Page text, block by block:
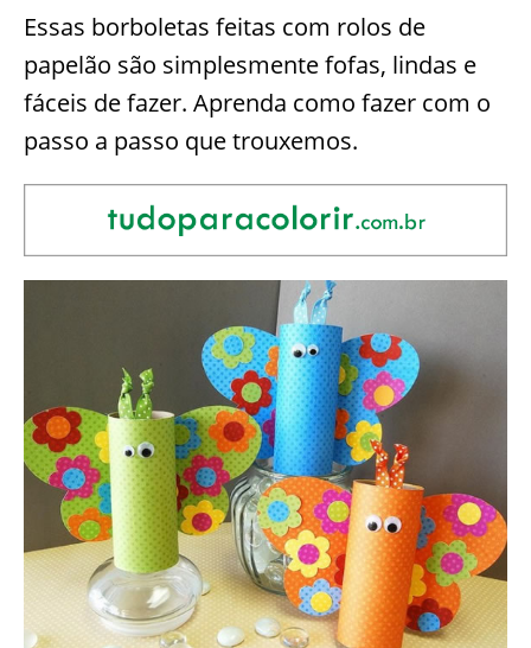
Essas borboletas feitas com rolos de
papelão são simplesmente fofas, lindas e
fáceis de fazer. Aprenda como fazer com o
passo a passo que trouxemos.